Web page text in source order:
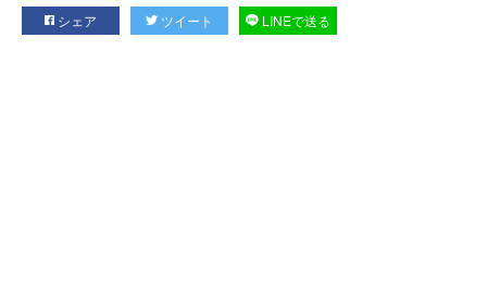
シェア ツイート LINEで送る